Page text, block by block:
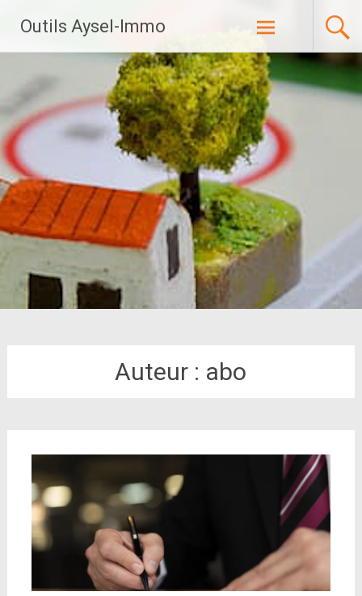
contenu
Outils Aysel-Immo
Auteur : abo